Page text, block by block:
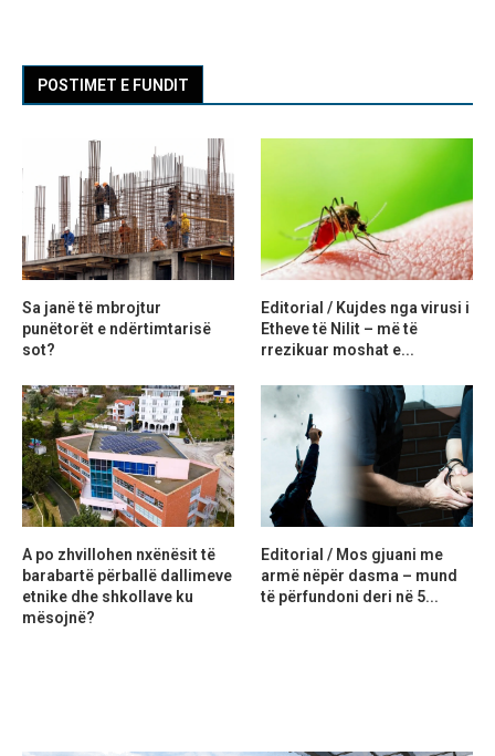
POSTIMET E FUNDIT
Sa janë të mbrojtur
punëtorët e ndërtimtarisë
sot?
Editorial / Kujdes nga virusi i
Etheve të Nilit – më të
rrezikuar moshat e...
A po zhvillohen nxënësit të
barabartë përballë dallimeve
etnike dhe shkollave ku
mësojnë?
Editorial / Mos gjuani me
armë nëpër dasma – mund
të përfundoni deri në 5...